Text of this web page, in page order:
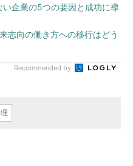
企業の5つの要因と成功に導
志向の働き方への移行はどう
Recommended by